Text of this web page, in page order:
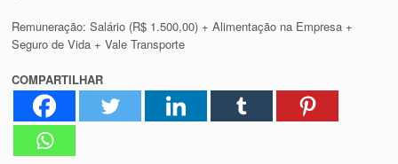
Remuneração: Salário (R$ 1.500,00) + Alimentação na Empresa +
Seguro de Vida + Vale Transporte
COMPARTILHAR